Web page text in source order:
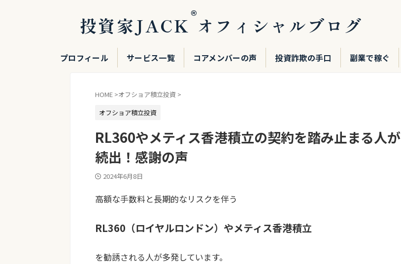
投資家JACK®オフィシャルブログ
プロフィール サービス一覧 コアメンバーの声 投資詐欺の手口 副業で稼ぐ
HOME >オフショア積立投資 >
オフショア積立投資
RL360やメティス香港積立の契約を踏み止まる人が
続出！感謝の声
2024年6月8日
高額な手数料と長期的なリスクを伴う
RL360（ロイヤルロンドン）やメティス香港積立
を勧誘される人が多発しています。